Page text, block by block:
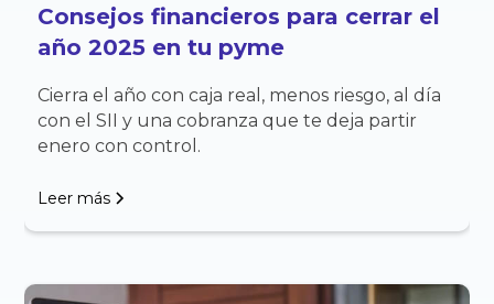
Consejos financieros para cerrar el
año 2025 en tu pyme
Cierra el año con caja real, menos riesgo, al día
con el SII y una cobranza que te deja partir
enero con control.
Leer más